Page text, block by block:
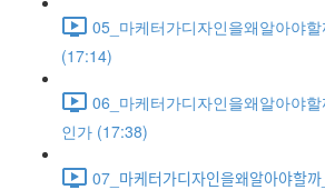
05_마케터가디자인을왜알아야
(17:14)
06_마케터가디자인을왜알아야
인가 (17:38)